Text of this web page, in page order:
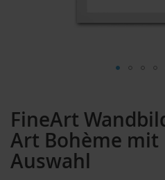
FineArt
Art Bohème
Auswahl
der
Bildergalerie
springen